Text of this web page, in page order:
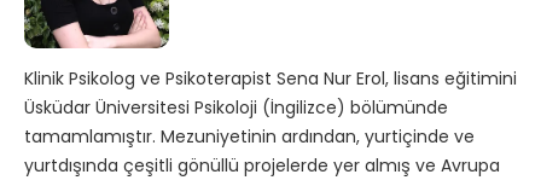
Klinik Psikolog ve Psikoterapist Sena Nur Erol, lisans eğitimini
Üsküdar Üniversitesi Psikoloji (İngilizce) bölümünde
tamamlamıştır. Mezuniyetinin ardından, yurtiçinde ve
yurtdışında çeşitli gönüllü projelerde yer almış ve Avrupa